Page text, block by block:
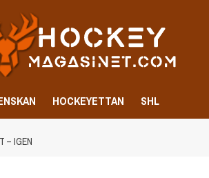
HOCKEYETTAN SHL
– IGEN